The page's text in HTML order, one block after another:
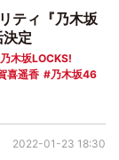
ティ『乃木坂
定
乃木坂LOCKS!
喜遥香
乃木坂46
2022-01-23 18:30